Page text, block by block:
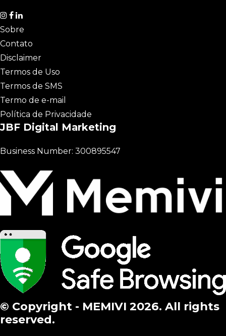
Sobre
Contato
Disclaimer
Termos de Uso
Termos de SMS
Termo de e-mail
Política de Privacidade
JBF Digital Marketing
Business Number: 300895547
© Copyright - MEMIVI 2026. All rights
reserved.